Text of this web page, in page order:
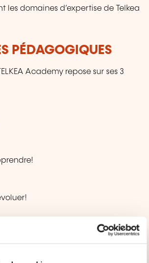
les domaines d’expertise de Telkea
PÉDAGOGIQUES
Academy repose sur ses 3